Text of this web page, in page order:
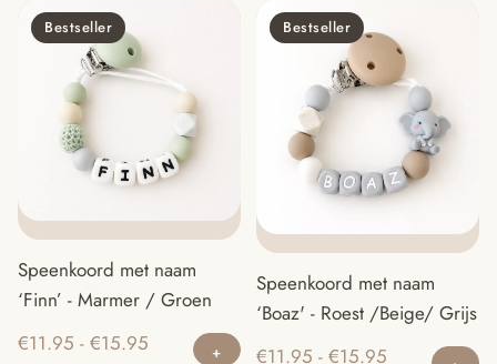
Bestseller
Speenkoord met naam
‘Finn’ - Marmer / Groen
€11.95 - €15.95 Prijsklasse:
Bestseller
Speenkoord met naam
‘Boaz' - Roest /Beige/ Grijs
€11.95 - €15.95 Prijsklasse: